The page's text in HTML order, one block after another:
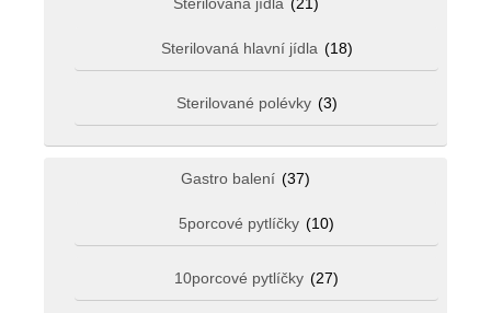
Sterilovaná hlavní jídla (18)
Sterilované polévky (3)
Gastro balení (37)
5porcové pytlíčky (10)
10porcové pytlíčky (27)